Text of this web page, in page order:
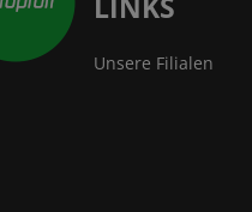
Unsere Filialen